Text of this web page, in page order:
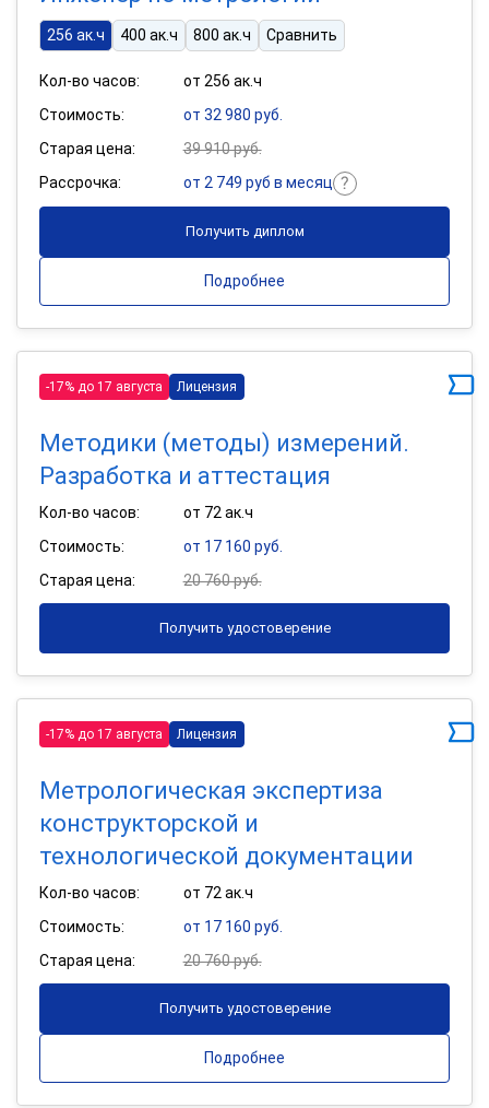
256 ак.ч 400 ак.ч 800 ак.ч Сравнить
Кол-во часов:
от 256 ак.ч
Стоимость:
от 32 980 руб.
Старая цена:
39 910 руб.
Рассрочка:
от 2 749 руб в месяц
Получить диплом
Подробнее
-17% до 17 августа Лицензия
Методики (методы) измерений.
Разработка и аттестация
Кол-во часов:
от 72 ак.ч
Стоимость:
от 17 160 руб.
Старая цена:
20 760 руб.
Получить удостоверение
-17% до 17 августа Лицензия
Метрологическая экспертиза
конструкторской и
технологической документации
Кол-во часов:
от 72 ак.ч
Стоимость:
от 17 160 руб.
Старая цена:
20 760 руб.
Получить удостоверение
Подробнее